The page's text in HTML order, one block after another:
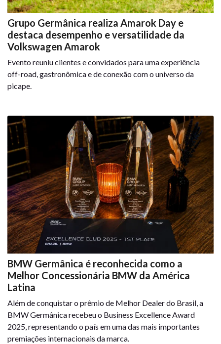
Grupo Germânica realiza Amarok Day e
destaca desempenho e versatilidade da
Volkswagen Amarok
Evento reuniu clientes e convidados para uma experiência
off-road, gastronômica e de conexão com o universo da
picape.
BMW Germânica é reconhecida como a
Melhor Concessionária BMW da América
Latina
Além de conquistar o prêmio de Melhor Dealer do Brasil, a
BMW Germânica recebeu o Business Excellence Award
2025, representando o país em uma das mais importantes
premiações internacionais da marca.